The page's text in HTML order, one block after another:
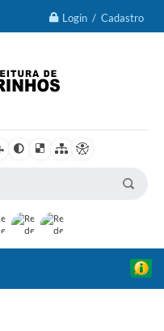
Login / Cadastro